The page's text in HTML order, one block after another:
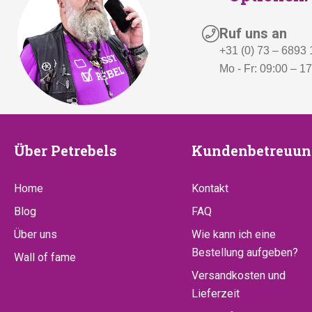
w
a
r
5
-
2
5
,
Ruf uns an
+31 (0) 73 – 6893
Mo - Fr: 09:00 –
Über
Petrebels
Über Petrebels
Home
Blog
Über uns
Wall of fame
Kontakt
FAQ
Wie kann ich eine
Bestellung aufgeben?
Versandkosten und
Lieferzeit